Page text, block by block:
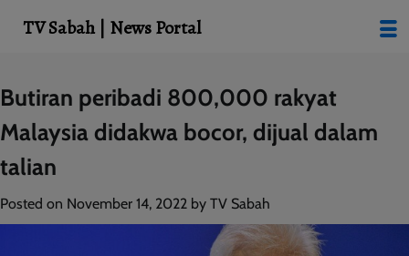
Skip
to
content
Butiran peribadi 800,000 rakyat
Malaysia didakwa bocor, dijual dalam
talian
Posted on November 14, 2022 by TV Sabah
TV Sabah | News Portal